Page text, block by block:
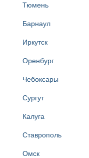
Тюмень
Барнаул
Иркутск
Оренбург
Чебоксары
Сургут
Калуга
Ставрополь
Омск